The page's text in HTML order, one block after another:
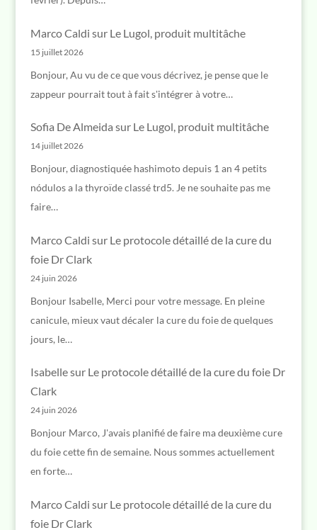
Marco Caldi sur Le Lugol, produit multitâche
15 juillet 2026
Bonjour, Au vu de ce que vous décrivez, je pense que le
zappeur pourrait tout à fait s'intégrer à votre…
Sofia De Almeida sur Le Lugol, produit multitâche
14 juillet 2026
Bonjour, diagnostiquée hashimoto depuis 1 an 4 petits
nódulos a la thyroïde classé trd5. Je ne souhaite pas me
faire…
Marco Caldi sur Le protocole détaillé de la cure du
foie Dr Clark
24 juin 2026
Bonjour Isabelle, Merci pour votre message. En pleine
canicule, mieux vaut décaler la cure du foie de quelques
jours, le…
Isabellesur Le protocole détaillé de la cure du foie Dr
Clark
24 juin 2026
Bonjour Marco, J'avais planifié de faire ma deuxième cure
du foie cette fin de semaine. Nous sommes actuellement
en forte…
Marco Caldi sur Le protocole détaillé de la cure du
foie Dr Clark